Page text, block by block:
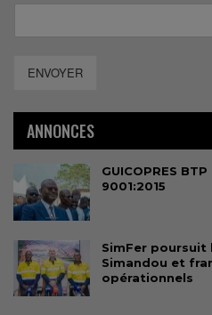
ENVOYER
ANNONCES
GUICOPRES
9001:2015
SimFer
Simandou et
opérationnels